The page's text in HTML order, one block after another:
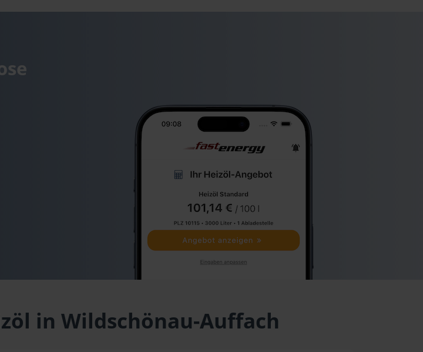
in Wildschönau-Auffach